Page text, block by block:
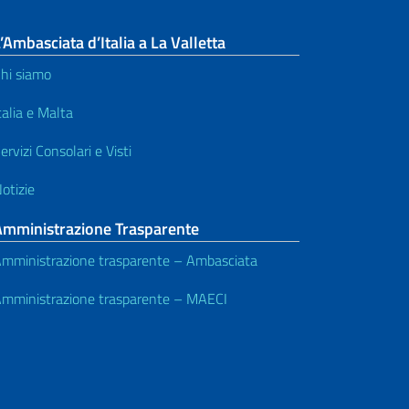
d’Italia a La Valletta
siamo
e Malta
Consolari e Visti
Trasparente
trasparente – Ambasciata
trasparente – MAECI